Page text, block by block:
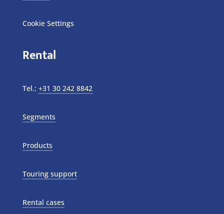
Cookie Settings
Rental
Tel.: +31 30 242 8842
Segments
Products
Touring support
Rental cases